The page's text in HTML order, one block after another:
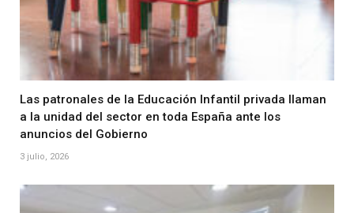
Las patronales de la Educación Infantil privada llaman
a la unidad del sector en toda España ante los
anuncios del Gobierno
3 julio, 2026